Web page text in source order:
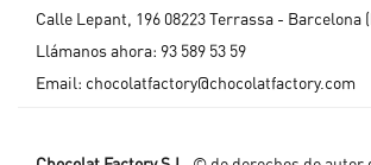
Calle Lepant, 196 08223 Terrassa - Barcelona
Llámanos ahora: 93 589 53 59
Email: chocolatfactory@chocolatfactory.com